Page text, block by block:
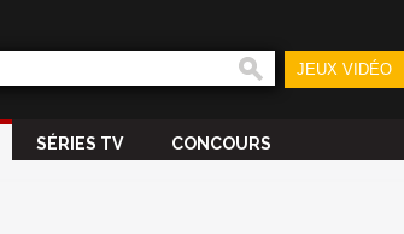
JEUX VIDÉO
SÉRIES TV CONCOURS